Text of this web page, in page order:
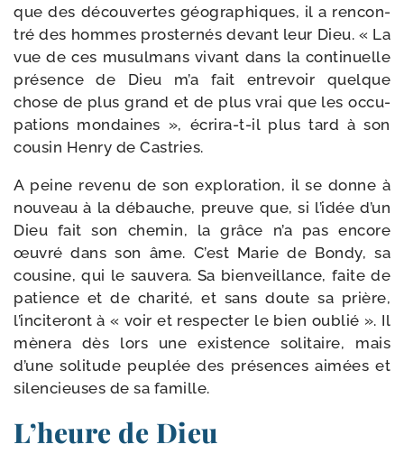
que des décou­vertes géo­gra­phiques, il a ren­con­
tré des hommes pros­ter­nés devant leur Dieu. « La
vue de ces musul­mans vivant dans la conti­nuelle
pré­sence de Dieu m’a fait entre­voir quelque
chose de plus grand et de plus vrai que les occu­
pa­tions mon­daines », écrira-​t-​il plus tard à son
cou­sin Henry de Castries.
A peine reve­nu de son explo­ra­tion, il se donne à
nou­veau à la débauche, preuve que, si l’idée d’un
Dieu fait son che­min, la grâce n’a pas encore
œuvré dans son âme. C’est Marie de Bondy, sa
cou­sine, qui le sau­ve­ra. Sa bien­veillance, faite de
patience et de cha­ri­té, et sans doute sa prière,
l’inciteront à « voir et res­pec­ter le bien oublié ». Il
mène­ra dès lors une exis­tence soli­taire, mais
d’une soli­tude peu­plée des pré­sences aimées et
silen­cieuses de sa famille.
L’heure de Dieu